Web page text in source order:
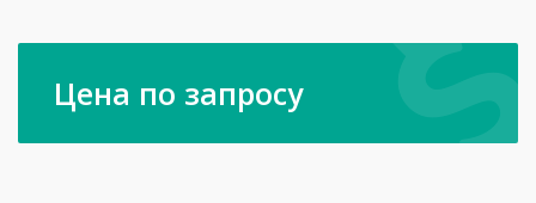
Цена по запросу